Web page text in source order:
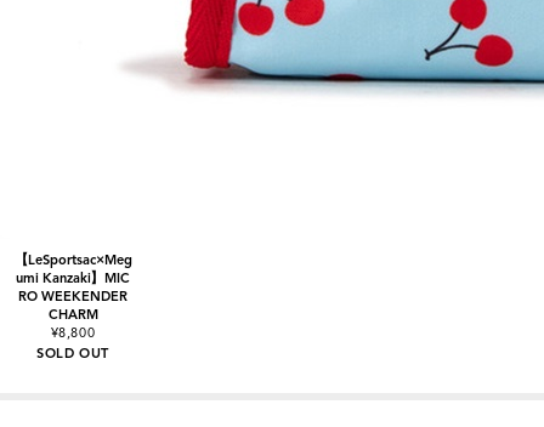
【LeSportsac×Meg
umi Kanzaki】MIC
RO WEEKENDER
CHARM
¥8,800
SOLD OUT